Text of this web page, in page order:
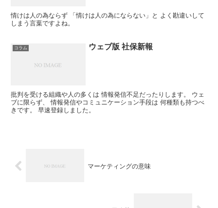
情けは人の為ならず 「情けは人の為にならない」と よく勘違いして
しまう言葉ですよね。
コラム ウェブ版 社保新報
批判を受ける組織や人の多くは 情報発信不足だったりします。 ウェ
ブに限らず、 情報発信やコミュニケーション手段は 何種類も持つべ
きです。 早速登録しました。
マーケティングの意味